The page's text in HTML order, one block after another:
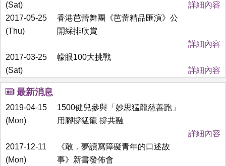
(Sat)
詳細內容
2017-05-25
(Thu)
香港芭蕾舞團《芭蕾精品匯演》公
開綵排欣賞
詳細內容
2017-03-25
(Sat)
幪眼100大挑戰
詳細內容
最新消息
2019-04-15
(Mon)
1500健兒參與「妙思猛龍慈善跑」
用腳撐猛龍 撐共融
詳細內容
2017-12-11
(Mon)
《敢．夢讀寫障礙青年的口述故
事》新書發佈會